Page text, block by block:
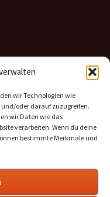
wir Technologien wie
oder darauf zuzugreifen.
wir Daten wie das
verarbeiten. Wenn du deine
bestimmte Merkmale und